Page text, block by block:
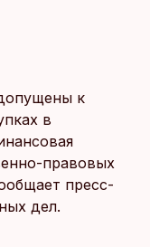
к
в
правовых
пресс-
дел.